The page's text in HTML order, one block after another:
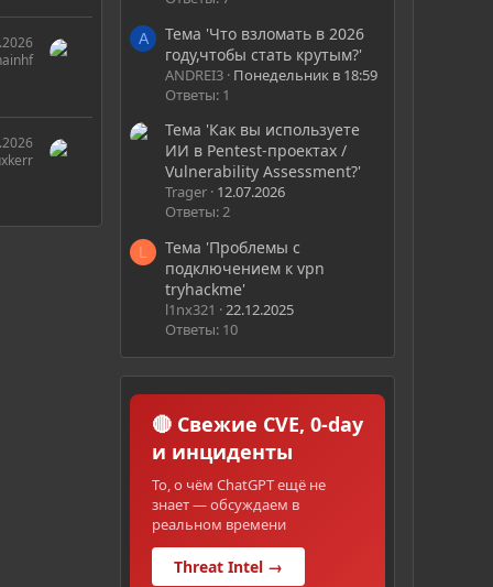
A
Тема 'Что взломать в 2026
году,чтобы стать крутым?'
ANDREI3 Понедельник в 18:59
Ответы: 1
Тема 'Как вы используете
ИИ в Pentest-проектах /
Vulnerability Assessment?'
Trager 12.07.2026
Ответы: 2
L
Тема 'Проблемы с
подключением к vpn
tryhackme'
l1nx321
22.12.2025
Ответы: 10
🔴 Свежие CVE, 0-day
и инциденты
То, о чём ChatGPT ещё не
знает — обсуждаем в
реальном времени
Threat Intel →